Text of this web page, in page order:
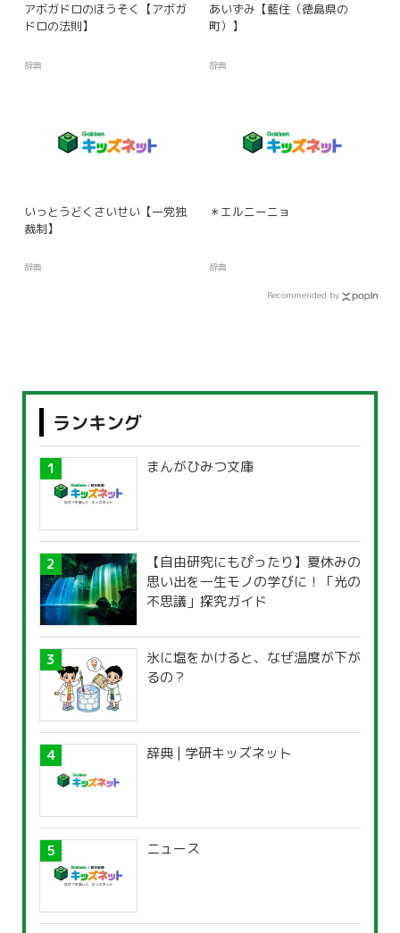
アボガドロのほうそく【アボガ
ドロの法則】
辞典
あいずみ【藍住（徳島県の
町）】
辞典
いっとうどくさいせい【一党独
裁制】
辞典
＊エルニーニョ
辞典
Recommended by
ランキング
まんがひみつ文庫
【自由研究にもぴったり】夏休みの
思い出を一生モノの学びに！「光の
不思議」探究ガイド
氷に塩をかけると、なぜ温度が下が
るの？
辞典 | 学研キッズネット
ニュース